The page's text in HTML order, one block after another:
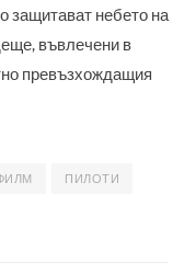
защитават небето на
въвлечени в
превъзхождащия
ПИЛОТИ